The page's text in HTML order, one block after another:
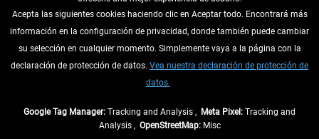
DESISTIR DEL CONTRATO
INFORMACIÓN
Acepta las siguientes cookies haciendo clic en Aceptar todo. Encontrará más
información en la configuración de privacidad, donde también puede cambiar
su selección en cualquier momento. Simplemente vaya a la página con la
declaración de protección de datos. Vea nuestra declaración de protección de
datos.
Google Tag Manager: Tracking and Analysis , Meta Pixel: Tracking and
Analysis , OpenStreetMap:Misc